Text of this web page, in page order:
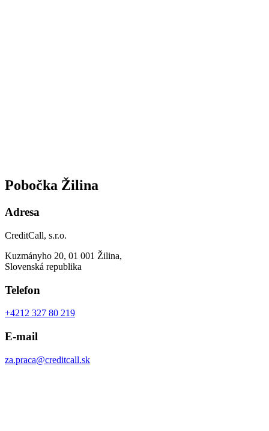
Pobočka Žilina
Adresa
CreditCall, s.r.o.
Kuzmányho 20, 01 001 Žilina,
Slovenská republika
Telefon
+4212 327 80 219
E-mail
za.praca@creditcall.sk